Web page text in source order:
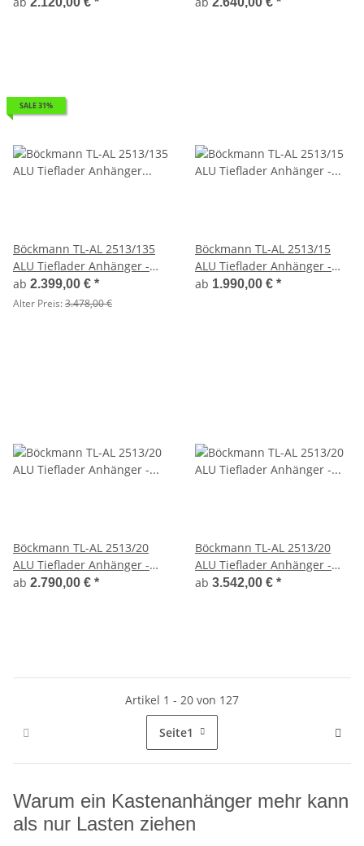
SALE 31%
Böckmann TL-AL 2513/135
ALU Tieflader Anhänger -
gebremst mit Kastenaufsatz
ab 2.399,00 € *
Alter Preis:3.478,00 €
Böckmann TL-AL 2513/15
ALU Tieflader Anhänger -
gebremst
ab 1.990,00 € *
Böckmann TL-AL 2513/20
ALU Tieflader Anhänger -
Tandem gebremst
ab 2.790,00 € *
Böckmann TL-AL 2513/20
ALU Tieflader Anhänger -
Tandem gebremst mit 60
ab 3.542,00 € *
Artikel 1 - 20 von 127
Seite1
Warum ein Kastenanhänger mehr kann
als nur Lasten ziehen